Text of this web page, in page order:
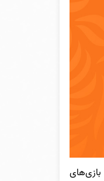
بازی‌های